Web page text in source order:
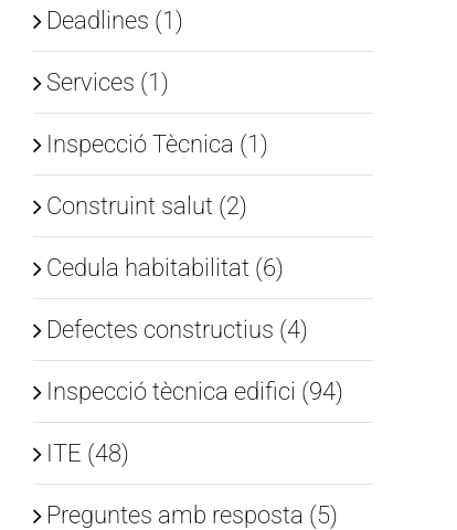
Deadlines (1)
Services (1)
Inspecció Tècnica (1)
Construint salut (2)
Cedula habitabilitat (6)
Defectes constructius (4)
Inspecció tècnica edifici (94)
ITE (48)
Preguntes amb resposta (5)